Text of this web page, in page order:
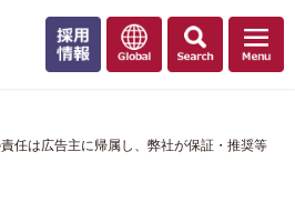
任は広告主に帰属し、弊社が保証・推奨等